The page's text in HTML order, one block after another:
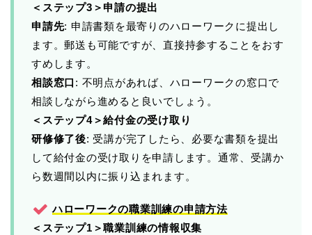
＜ステップ3＞申請の提出
申請先: 申請書類を最寄りのハローワークに提出し
ます。郵送も可能ですが、直接持参することをおす
すめします。
相談窓口 : 不明点があれば、ハローワークの窓口で
相談しながら進めると良いでしょう。
＜ステップ4＞給付金の受け取り
研修修了後: 受講が完了したら、必要な書類を提出
して給付金の受け取りを申請します。通常、受講か
ら数週間以内に振り込まれます。
ハローワークの職業訓練の申請方法
＜ステップ1＞職業訓練の情報収集